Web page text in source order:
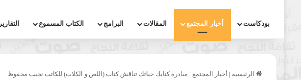
بودكاست أخبار المجتمع المقالات البرامج الكتاب المسموع التقارير
الرئيسية | أخبار المجتمع | مبادرة كتابك حياتك تناقش كتاب (اللص و الكلاب) للكاتب نجيب محفوظ